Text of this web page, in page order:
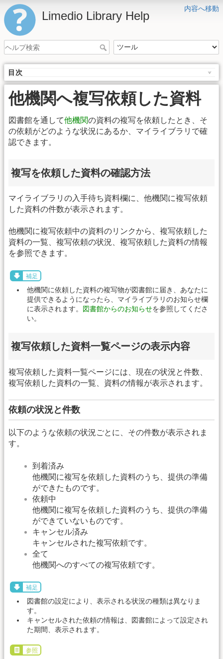
内容へ移動
Limedio Library Help
目次
他機関へ複写依頼した資料
図書館を通して他機関の資料の複写を依頼したとき、そ
の依頼がどのような状況にあるか、マイライブラリで確
認できます。
複写を依頼した資料の確認方法
マイライブラリの入手待ち資料欄に、他機関に複写依頼
した資料の件数が表示されます。
他機関に複写依頼中の資料のリンクから、複写依頼した
資料の一覧、複写依頼の状況、複写依頼した資料の情報
を参照できます。
補足
他機関に依頼した資料の複写物が図書館に届き、あなたに
提供できるようになったら、マイライブラリのお知らせ欄
に表示されます。 図書館からのお知らせを参照してくださ
い。
複写依頼した資料一覧ページの表示内容
複写依頼した資料一覧ページには、現在の状況と件数、
複写依頼した資料の一覧、資料の情報が表示されます。
依頼の状況と件数
以下のような依頼の状況ごとに、その件数が表示されま
す。
到着済み
他機関に複写を依頼した資料のうち、提供の準備
ができたものです。
依頼中
他機関に複写を依頼した資料のうち、提供の準備
ができていないものです。
キャンセル済み
キャンセルされた複写依頼です。
全て
他機関へのすべての複写依頼です。
補足
図書館の設定により、表示される状況の種類は異なりま
す。
キャンセルされた依頼の情報は、図書館によって設定され
た期間、表示されます。
参照